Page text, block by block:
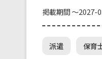
掲載期間 ～2027-
派遣 保育